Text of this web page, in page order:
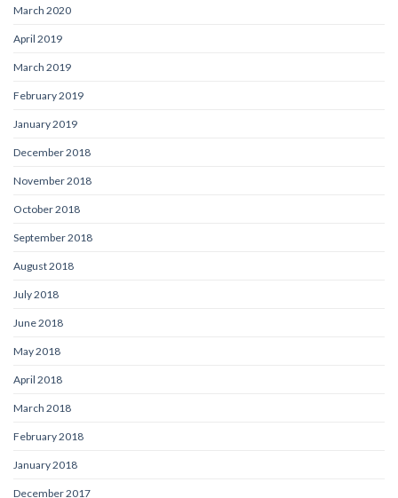
March 2020
April 2019
March 2019
February 2019
January 2019
December 2018
November 2018
October 2018
September 2018
August 2018
July 2018
June 2018
May 2018
April 2018
March 2018
February 2018
January 2018
December 2017